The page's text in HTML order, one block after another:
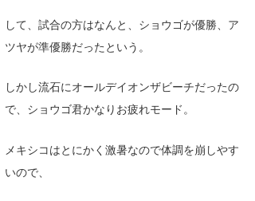
して、試合の方はなんと、ショウゴが優勝、ア
ツヤが準優勝だったという。
しかし流石にオールデイオンザビーチだったの
で、ショウゴ君かなりお疲れモード。
メキシコはとにかく激暑なので体調を崩しやす
いので、
SancheZ